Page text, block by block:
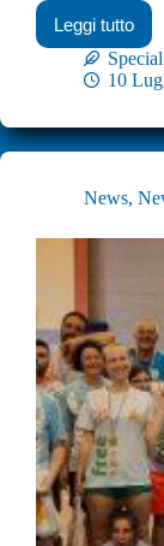
Leggi tutto
10
News,